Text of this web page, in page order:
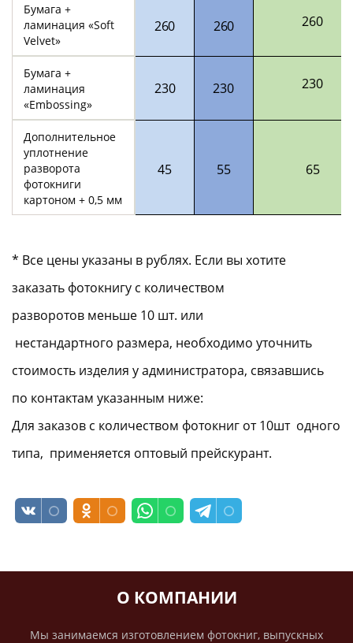
Бумага +
ламинация «Soft
Velvet»
260 260 260
Бумага +
ламинация
«Embossing»
230 230 230
Дополнительное
уплотнение
разворота
фотокниги
картоном + 0,5 мм
45 55 65
* Все цены указаны в рублях. Если вы хотите
заказать фотокнигу с количеством
разворотов меньше 10 шт. или
нестандартного размера, необходимо уточнить
стоимость изделия у администратора, связавшись
по контактам указанным ниже:
Для заказов с количеством фотокниг от 10шт одного
типа, применяется оптовый прейскурант.
О КОМПАНИИ
Мы занимаемся изготовлением фотокниг, выпускных